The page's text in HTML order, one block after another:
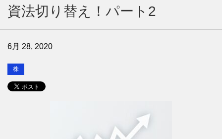
資法切り替え！パート2
6月 28, 2020
株